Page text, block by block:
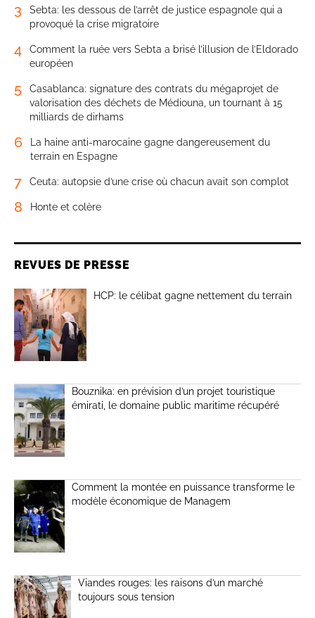
3
Sebta: les dessous de l’arrêt de justice espagnole qui a
provoqué la crise migratoire
4
Comment la ruée vers Sebta a brisé l’illusion de l’Eldorado
européen
5
Casablanca: signature des contrats du mégaprojet de
valorisation des déchets de Médiouna, un tournant à 15
milliards de dirhams
6
La haine anti-marocaine gagne dangereusement du
terrain en Espagne
7 Ceuta: autopsie d’une crise où chacun avait son complot
8 Honte et colère
REVUES DE PRESSE
HCP: le célibat gagne nettement du terrain
Bouznika: en prévision d’un projet touristique
émirati, le domaine public maritime récupéré
Comment la montée en puissance transforme le
modèle économique de Managem
Viandes rouges: les raisons d’un marché
toujours sous tension